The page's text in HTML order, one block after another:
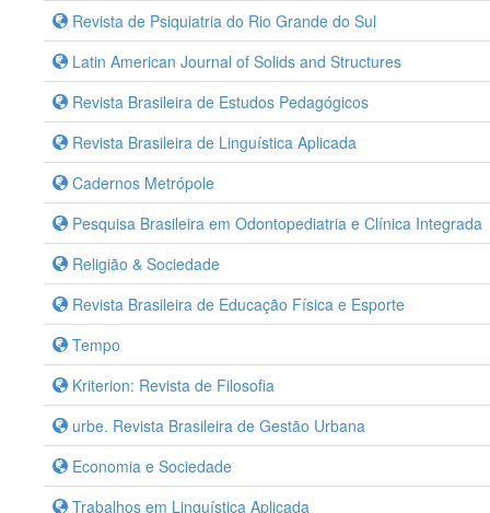
Revista de Psiquiatria do Rio Grande do Sul
Latin American Journal of Solids and Structures
Revista Brasileira de Estudos Pedagógicos
Revista Brasileira de Linguística Aplicada
Cadernos Metrópole
Pesquisa Brasileira em Odontopediatria e Clínica Integrada
Religião & Sociedade
Revista Brasileira de Educação Física e Esporte
Tempo
Kriterion: Revista de Filosofia
urbe. Revista Brasileira de Gestão Urbana
Economia e Sociedade
Trabalhos em Linguística Aplicada